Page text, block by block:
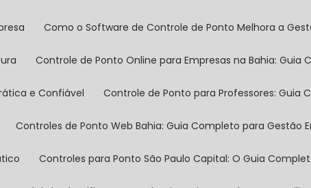
Como o Software de Controle de Ponto Melhora a
Controle de Ponto Online para Empresas na Bahia: Guia
e Confiável Controle de Ponto para Professores: Guia
Controles de Ponto Web Bahia: Guia Completo para Gestão
Controles para Ponto São Paulo Capital: O Guia